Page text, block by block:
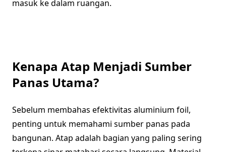
masuk ke dalam ruangan.
Kenapa Atap Menjadi Sumber
Panas Utama?
Sebelum membahas efektivitas aluminium foil,
penting untuk memahami sumber panas pada
bangunan. Atap adalah bagian yang paling sering